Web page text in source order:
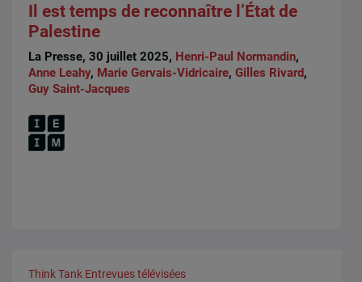
Il est temps de reconnaître l’État de
Palestine
La Presse, 30 juillet 2025, Henri-Paul Normandin,
Anne Leahy, Marie Gervais-Vidricaire,Gilles Rivard,
Guy Saint-Jacques
Think Tank Entrevues télévisées